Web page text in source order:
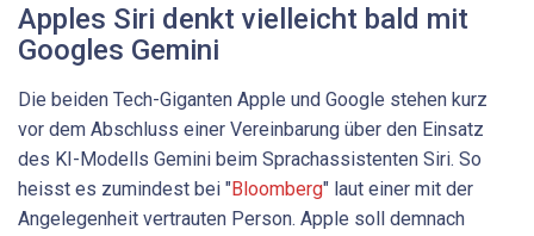
Apples Siri denkt vielleicht bald mit
Googles Gemini
Die beiden Tech-Giganten Apple und Google stehen kurz
vor dem Abschluss einer Vereinbarung über den Einsatz
des KI-Modells Gemini beim Sprachassistenten Siri. So
heisst es zumindest bei "Bloomberg" laut einer mit der
Angelegenheit vertrauten Person. Apple soll demnach